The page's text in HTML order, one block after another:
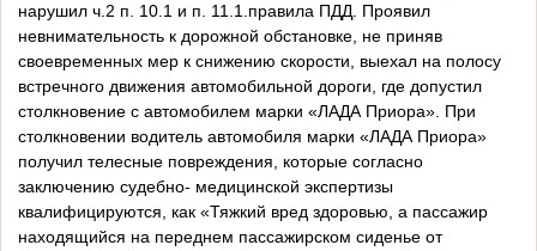
нарушил ч.2 п. 10.1 и п. 11.1.правила ПДД. Проявил
невнимательность к дорожной обстановке, не приняв
своевременных мер к снижению скорости, выехал на полосу
встречного движения автомобильной дороги, где допустил
столкновение с автомобилем марки «ЛАДА Приора». При
столкновении водитель автомобиля марки «ЛАДА Приора»
получил телесные повреждения, которые согласно
заключению судебно- медицинской экспертизы
квалифицируются, как «Тяжкий вред здоровью, а пассажир
находящийся на переднем пассажирском сиденье от